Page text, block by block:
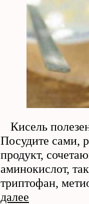
Кисель
Посудите сами,
продукт,
аминокислот,
триптофан,
далее